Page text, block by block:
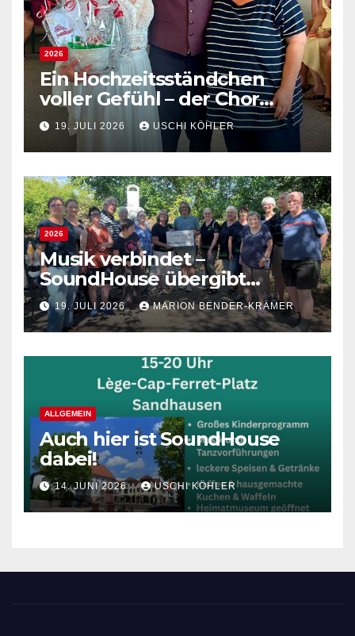
2026
Ein Hochzeitsständchen
voller Gefühl – der Chor
gratuliert Verena und
Sébastien
19. JULI 2026 USCHI KÖHLER
2026
Musik verbindet –
SoundHouse übergibt
Spende an die Lebenshilfe
Sandhausen
19. JULI 2026 MARION BENDER-KRÄMER
ALLGEMEIN
Auch hier ist SoundHouse
dabei!
14. JUNI 2026 USCHI KÖHLER